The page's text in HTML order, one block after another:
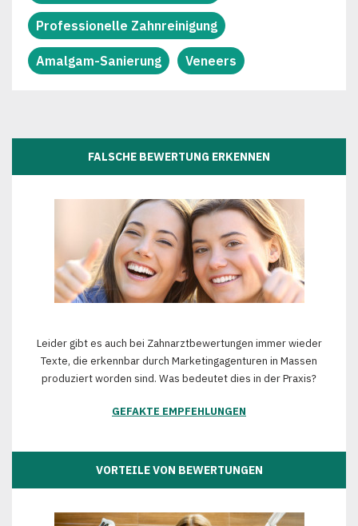
Professionelle Zahnreinigung
Amalgam-Sanierung Veneers
FALSCHE BEWERTUNG ERKENNEN
Leider gibt es auch bei Zahnarztbewertungen immer wieder
Texte, die erkennbar durch Marketingagenturen in Massen
produziert worden sind. Was bedeutet dies in der Praxis?
GEFAKTE EMPFEHLUNGEN
VORTEILE VON BEWERTUNGEN